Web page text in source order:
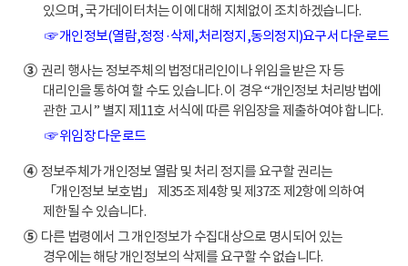
있으며, 국가데이터처는 이에 대해 지체없이 조치하겠습니다.
☞ 개인정보(열람,정정·삭제,처리정지,동의정지)요구서 다운로드
③권리 행사는 정보주체의 법정대리인이나 위임을 받은 자 등
대리인을 통하여 할 수도 있습니다. 이 경우 “개인정보 처리방법에
관한 고시” 별지 제11호 서식에 따른 위임장을 제출하여야 합니다.
☞ 위임장 다운로드
④정보주체가 개인정보 열람 및 처리 정지를 요구할 권리는
「개인정보 보호법」 제35조 제4항 및 제37조 제2항에 의하여
제한될 수 있습니다.
⑤다른 법령에서 그 개인정보가 수집대상으로 명시되어 있는
경우에는 해당 개인정보의 삭제를 요구할 수 없습니다.